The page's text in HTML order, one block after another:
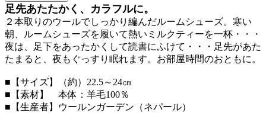
足先あたたかく、カラフルに。
２本取りのウールでしっかり編んだルームシューズ。寒い
朝、ルームシューズを履いて熱いミルクティーを一杯・・・
夜は、足下をあったかくして読書にふけて・・・足先があた
たまると、夜もぐっすり眠れます。お部屋時間のおともに。
■【サイズ】（約）22.5～24㎝
■【素材】 本体：羊毛100％
■【生産者】ウールンガーデン（ネパール）